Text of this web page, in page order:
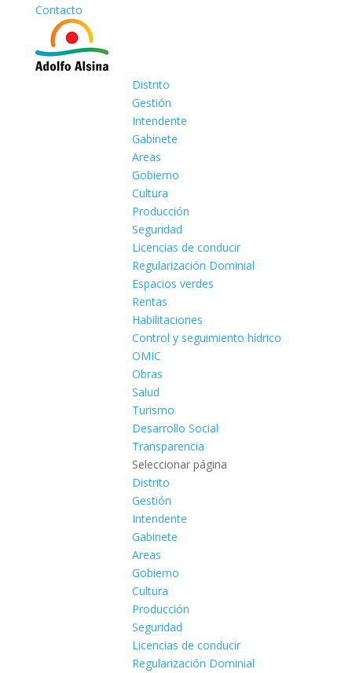
Contacto
Distrito
Gestión
Intendente
Gabinete
Areas
Gobierno
Cultura
Producción
Seguridad
Licencias de conducir
Regularización Dominial
Espacios verdes
Rentas
Habilitaciones
Control y seguimiento hídrico
OMIC
Obras
Salud
Turismo
Desarrollo Social
Transparencia
Seleccionar página
Distrito
Gestión
Intendente
Gabinete
Areas
Gobierno
Cultura
Producción
Seguridad
Licencias de conducir
Regularización Dominial